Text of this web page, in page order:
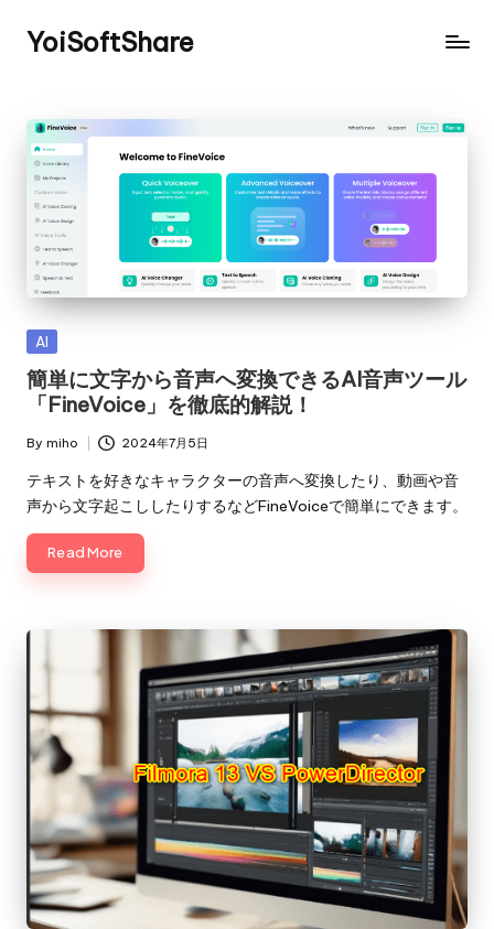
YoiSoftShare
Posted
AI
簡単に文字から音声へ変換できるAI音声ツール
「FineVoice」を徹底的解説！
Posted
by
By miho 2024年7月5日
テキストを好きなキャラクターの音声へ変換したり、動画や音
声から文字起こししたりするなどFineVoiceで簡単にできます。
Read More